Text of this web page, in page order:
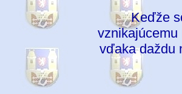
Keďže som
vďaka daždu